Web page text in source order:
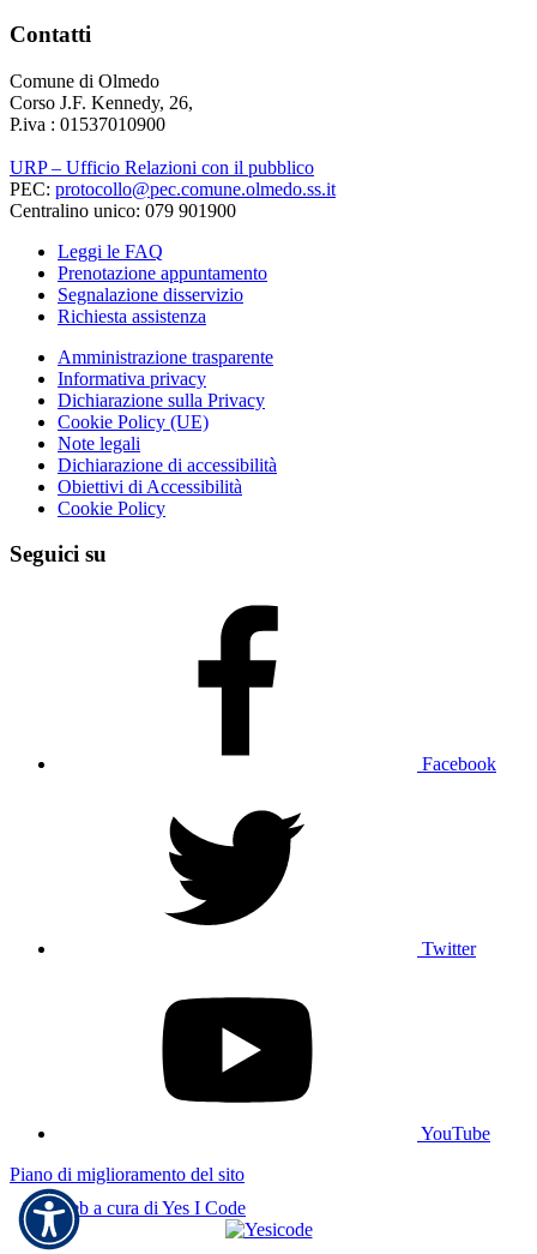
Contatti
Comune di Olmedo
Corso J.F. Kennedy, 26,
P.iva : 01537010900
URP – Ufficio Relazioni con il pubblico
PEC: protocollo@pec.comune.olmedo.ss.it
Centralino unico: 079 901900
Leggi le FAQ
Prenotazione appuntamento
Segnalazione disservizio
Richiesta assistenza
Amministrazione trasparente
Informativa privacy
Dichiarazione sulla Privacy
Cookie Policy (UE)
Note legali
Dichiarazione di accessibilità
Obiettivi di Accessibilità
Cookie Policy
Seguici su
Facebook
Twitter
YouTube
Piano di miglioramento del sito
Sito web a cura di Yes I Code